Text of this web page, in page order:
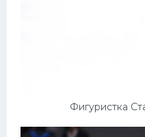
Фигуристка